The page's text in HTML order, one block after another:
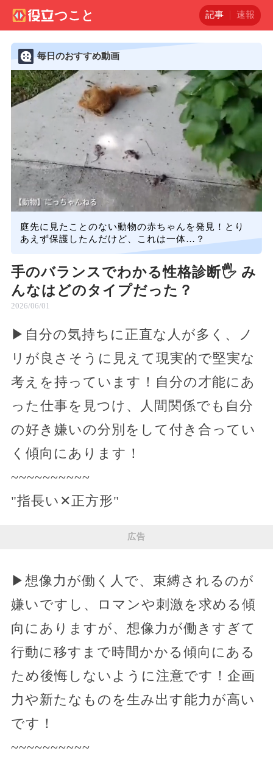
記事 速報
毎日のおすすめ動画
庭先に見たことのない動物の赤ちゃんを発見！とり
あえず保護したんだけど、これは一体…？
手のバランスでわかる性格診断🖐️ み
んなはどのタイプだった？
2026/06/01
▶自分の気持ちに正直な人が多く、ノ
リが良さそうに見えて現実的で堅実な
考えを持っています！自分の才能にあ
った仕事を見つけ、人間関係でも自分
の好き嫌いの分別をして付き合ってい
く傾向にあります！
~~~~~~~~~~
"指長い✕正方形"
広告
▶想像力が働く人で、束縛されるのが
嫌いですし、ロマンや刺激を求める傾
向にありますが、想像力が働きすぎて
行動に移すまで時間かかる傾向にある
ため後悔しないように注意です！企画
力や新たなものを生み出す能力が高い
です！
~~~~~~~~~~